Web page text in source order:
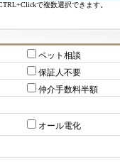
で複数選択できます。
ペット相談
保証人不要
仲介手数料半額
オール電化